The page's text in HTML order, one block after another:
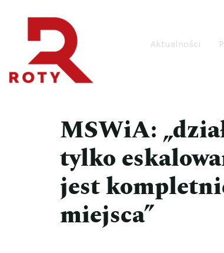
Aktualności
MSWiA:
tylko
jest
miejsca”